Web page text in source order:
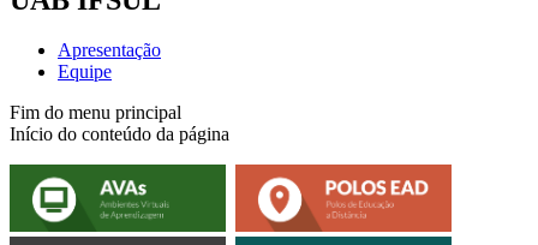
Apresentação
Equipe
Fim do menu principal
Início do conteúdo da página